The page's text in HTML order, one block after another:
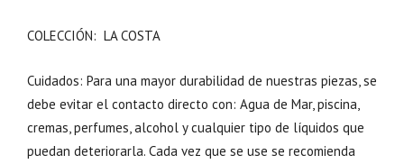
COLECCIÓN: LA COSTA
Cuidados: Para una mayor durabilidad de nuestras piezas, se
debe evitar el contacto directo con: Agua de Mar, piscina,
cremas, perfumes, alcohol y cualquier tipo de líquidos que
puedan deteriorarla. Cada vez que se use se recomienda